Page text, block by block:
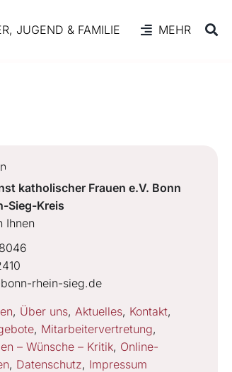
JUGEND & FAMILIE MEHR
katholischer Frauen e.V. Bonn
Sieg-Kreis
Ihnen
rhein-sieg.de
, Über uns, Aktuelles, Kontakt,
, Mitarbeitervertretung,
– Wünsche – Kritik, Online-
, Datenschutz, Impressum